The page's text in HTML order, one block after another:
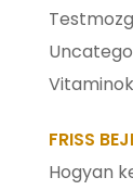
FRISS
Hogyan